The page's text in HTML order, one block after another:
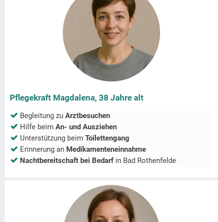
Pflegekraft Magdalena, 38 Jahre alt
Begleitung zu Arztbesuchen
Hilfe beim An- und Ausziehen
Unterstützung beim Toilettengang
Erinnerung an Medikamenteneinnahme
Nachtbereitschaft bei Bedarfin Bad Rothenfelde